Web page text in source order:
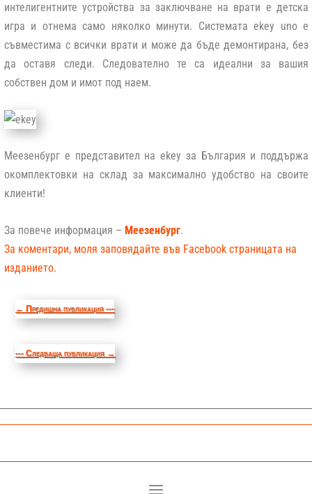
интелигентните устройства за заключване на врати е детска
игра и отнема само няколко минути. Системата ekey uno е
съвместима с всички врати и може да бъде демонтирана, без
да оставя следи. Следователно те са идеални за вашия
собствен дом и имот под наем.
Меезенбург е представител на ekey за България и поддържа
окомплектовки на склад за максимално удобство на своите
клиенти!
За повече информация – Меезенбург.
За коментари, моля заповядайте във Facebook страницата на
изданието.
← Предишна публикация ---
--- Следваща публикация →